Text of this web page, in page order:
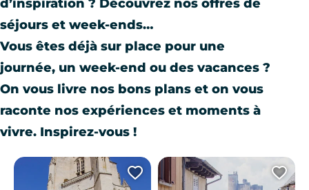
d’inspiration ? Découvrez nos offres de
séjours et week-ends…
Vous êtes déjà sur place pour une
journée, un week-end ou des vacances ?
On vous livre nos bons plans et on vous
raconte nos expériences et moments à
vivre. Inspirez-vous !
Ajouter cette page au